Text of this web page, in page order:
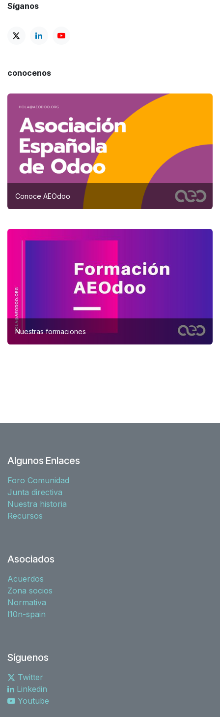
Síganos
conocenos
Conoce AEOdoo
Nuestras formaciones
Algunos Enlaces
Foro Comunidad
Junta directiva
Nuestra historia
Recursos
Asociados
Acuerdos
Zona socios
Normativa
l10n-spain
Síguenos
Twitter
Linkedin
Youtube